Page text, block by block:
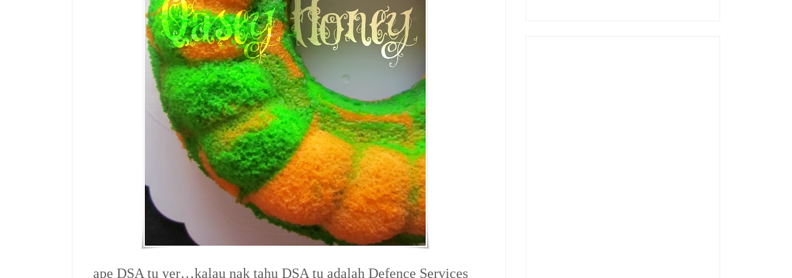
ape DSA tu yer…kalau nak tahu DSA tu adalah Defence Services